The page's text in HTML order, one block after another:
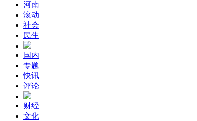
河南
滚动
社会
民生
国内
专题
快讯
评论
财经
文化